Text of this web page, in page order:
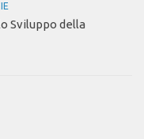
Sviluppo della